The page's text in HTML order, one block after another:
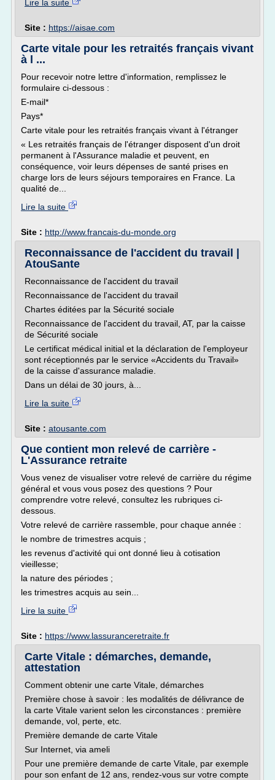
Lire la suite
Site : https://aisae.com
Carte vitale pour les retraités français vivant
à l ...
Pour recevoir notre lettre d'information, remplissez le
formulaire ci-dessous :
E-mail*
Pays*
Carte vitale pour les retraités français vivant à l'étranger
« Les retraités français de l'étranger disposent d'un droit
permanent à l'Assurance maladie et peuvent, en
conséquence, voir leurs dépenses de santé prises en
charge lors de leurs séjours temporaires en France. La
qualité de...
Lire la suite
Site : http://www.francais-du-monde.org
Reconnaissance de l'accident du travail |
AtouSante
Reconnaissance de l'accident du travail
Reconnaissance de l'accident du travail
Chartes éditées par la Sécurité sociale
Reconnaissance de l'accident du travail, AT, par la caisse
de Sécurité sociale
Le certificat médical initial et la déclaration de l'employeur
sont réceptionnés par le service «Accidents du Travail»
de la caisse d'assurance maladie.
Dans un délai de 30 jours, à...
Lire la suite
Site : atousante.com
Que contient mon relevé de carrière -
L'Assurance retraite
Vous venez de visualiser votre relevé de carrière du régime
général et vous vous posez des questions ? Pour
comprendre votre relevé, consultez les rubriques ci-
dessous.
Votre relevé de carrière rassemble, pour chaque année :
le nombre de trimestres acquis ;
les revenus d'activité qui ont donné lieu à cotisation
vieillesse;
la nature des périodes ;
les trimestres acquis au sein...
Lire la suite
Site : https://www.lassuranceretraite.fr
Carte Vitale : démarches, demande,
attestation
Comment obtenir une carte Vitale, démarches
Première chose à savoir : les modalités de délivrance de
la carte Vitale varient selon les circonstances : première
demande, vol, perte, etc.
Première demande de carte Vitale
Sur Internet, via ameli
Pour une première demande de carte Vitale, par exemple
pour son enfant de 12 ans, rendez-vous sur votre compte